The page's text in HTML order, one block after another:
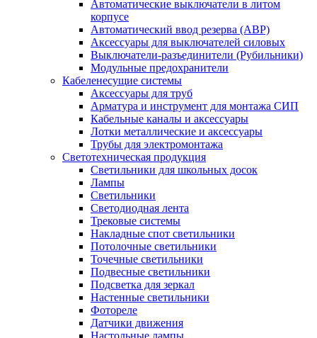
Автоматические выключатели в литом
корпусе
Автоматический ввод резерва (АВР)
Аксессуары для выключателей силовых
Выключатели-разъединители (Рубильники)
Модульные предохранители
Кабеленесущие системы
Аксессуары для труб
Арматура и инструмент для монтажа СИП
Кабельные каналы и аксессуары
Лотки металлические и аксессуары
Трубы для электромонтажа
Светотехническая продукция
Светильники для школьных досок
Лампы
Светильники
Светодиодная лента
Трековые системы
Накладные спот светильники
Потолочные светильники
Точечные светильники
Подвесные светильники
Подсветка для зеркал
Настенные светильники
Фотореле
Датчики движения
Настольные лампы